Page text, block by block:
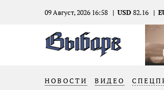
09 Август, 2026 16:58 USD 82.16
НОВОСТИ ВИДЕО